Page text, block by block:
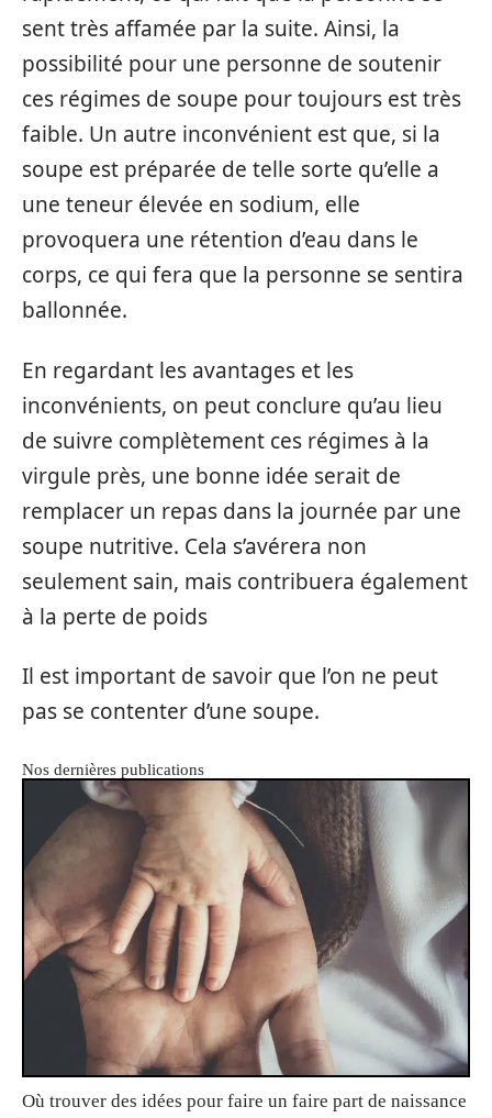
sent très affamée par la suite. Ainsi, la
possibilité pour une personne de soutenir
ces régimes de soupe pour toujours est très
faible. Un autre inconvénient est que, si la
soupe est préparée de telle sorte qu’elle a
une teneur élevée en sodium, elle
provoquera une rétention d’eau dans le
corps, ce qui fera que la personne se sentira
ballonnée.
En regardant les avantages et les
inconvénients, on peut conclure qu’au lieu
de suivre complètement ces régimes à la
virgule près, une bonne idée serait de
remplacer un repas dans la journée par une
soupe nutritive. Cela s’avérera non
seulement sain, mais contribuera également
à la perte de poids
Il est important de savoir que l’on ne peut
pas se contenter d’une soupe.
Nos dernières publications
Où trouver des idées pour faire un faire part de naissance